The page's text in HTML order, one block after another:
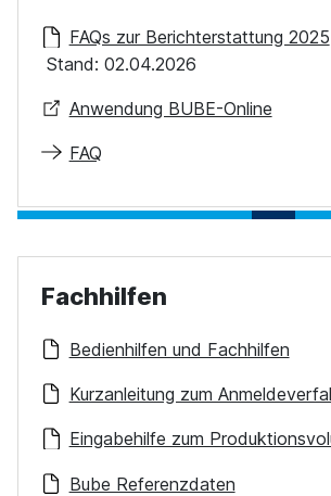
FAQs zur Berichterstattung 2025
Stand: 02.04.2026
Anwendung BUBE-Online
FAQ
Fachhilfen
Bedienhilfen und Fachhilfen
Kurzanleitung zum
Eingabehilfe zum
Bube Referenzdaten